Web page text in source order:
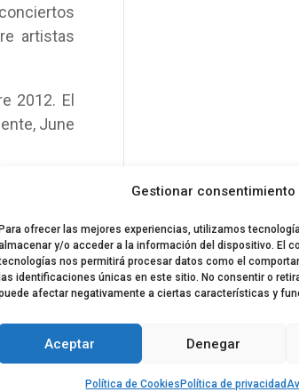
Gestionar consentimiento
Para ofrecer las mejores experiencias, utilizamos
y/o acceder a la información del dispositivo. El
nos permitirá procesar datos como el
las identificaciones únicas en este sitio. No consentir o
afectar negativamente a ciertas características y
Aceptar Denegar
Política de Cookies Política de privacidad
artistas
2012. El
June